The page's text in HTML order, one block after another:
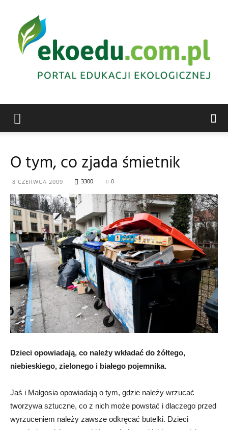
Abrys
O tym, co zjada śmietnik
8 CZERWCA 2009 3300 0
Dzieci opowiadają, co należy wkładać do żółtego,
niebieskiego, zielonego i białego pojemnika.
Jaś i Małgosia opowiadają o tym, gdzie należy wrzucać
tworzywa sztuczne, co z nich może powstać i dlaczego przed
wyrzuceniem należy zawsze odkręcać butelki. Dzieci